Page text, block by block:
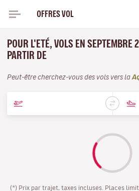
OFFRES VOL
POUR L'ETÉ, VOLS EN SEPTEMBRE
PARTIR DE
Peut-être cherchez-vous des vols vers la
(*) Prix par trajet, taxes incluses. Places